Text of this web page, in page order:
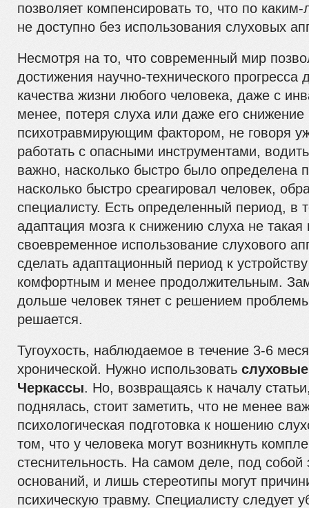
позволяет компенсировать то, что по
не доступно без использования слуховых
Несмотря на то, что современный мир
достижения научно-технического прогресса
качества жизни любого человека, даже с
менее, потеря слуха или даже его снижение
психотравмирующим фактором, не говоря
работать с опасными инструментами,
важно, насколько быстро было определена
насколько быстро среагировал человек,
специалисту. Есть определенный период, в
адаптация мозга к снижению слуха не такая
своевременное использование слухового
сделать адаптационный период к
комфортным и менее продолжительным.
дольше человек тянет с решением
решается.
Тугоухость, наблюдаемое в течение 3-6
хронической. Нужно использовать
Черкассы. Но, возвращаясь к началу
поднялась, стоит заметить, что не менее
психологическая подготовка к ношению
том, что у человека могут возникнуть
стеснительность. На самом деле, под собой
оснований, и лишь стереотипы могут
психическую травму. Специалисту следует